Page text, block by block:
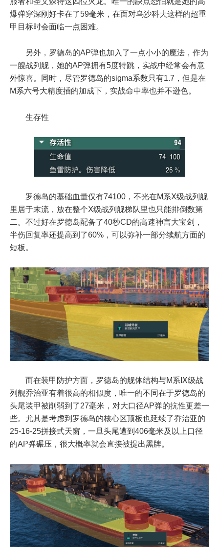
爆弹穿深刚好卡在了59毫米，在面对乌沙科夫这样的超重
甲目标时会面临一点困难。
另外，罗德岛的AP弹也加入了一点小小的魔法，作为
一艘战列舰，她的AP弹拥有5度特跳，实战中经常会有意
外惊喜。同时，尽管罗德岛的sigma系数只有1.7，但是在
M系六号大精度插的加成下，实战命中率也并不逊色。
生存性
罗德岛的基础血量仅有74100，不光在M系Ⅹ级战列舰
里居于末流，放在整个Ⅹ级战列舰梯队里也只能排倒数第
二。不过好在罗德岛配备了40秒CD的高速神言大宝剑，
半伤回复率还提高到了60%，可以弥补一部分续航方面的
短板。
而在装甲防护方面，罗德岛的舰体结构与M系Ⅸ级战
列舰乔治亚有着很高的相似度，唯一的不同在于罗德岛的
头尾装甲被削弱到了27毫米，对大口径AP弹的抗性更差一
些。尤其是考虑到罗德岛的核心区顶板也延续了乔治亚的
25-16-25拼接式天窗，一旦头尾遭到406毫米及以上口径
的AP弹碾压，很大概率就会直接被提出黑牌。